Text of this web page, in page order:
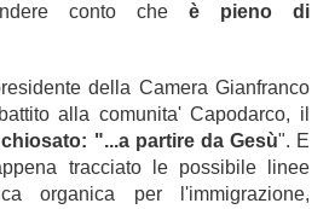
conto che è pieno di
della Camera Gianfranco
alla comunita' Capodarco, il
"...a partire da Gesù". E
tracciato le possibile linee
organica per l'immigrazione,